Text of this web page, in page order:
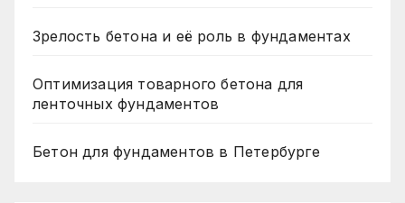
Зрелость бетона и её роль в фундаментах
Оптимизация товарного бетона для
ленточных фундаментов
Бетон для фундаментов в Петербурге